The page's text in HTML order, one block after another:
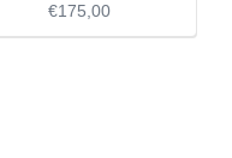
€175,00